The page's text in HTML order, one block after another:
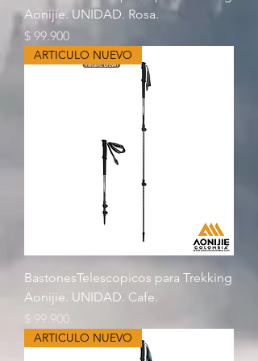
Aonijie. UNIDAD. Rosa.
Precio
$ 99.900
ARTICULO NUEVO
BastonesTelescopicos para Trekking
Aonijie. UNIDAD. Cafe.
Precio
$ 99.900
ARTICULO NUEVO